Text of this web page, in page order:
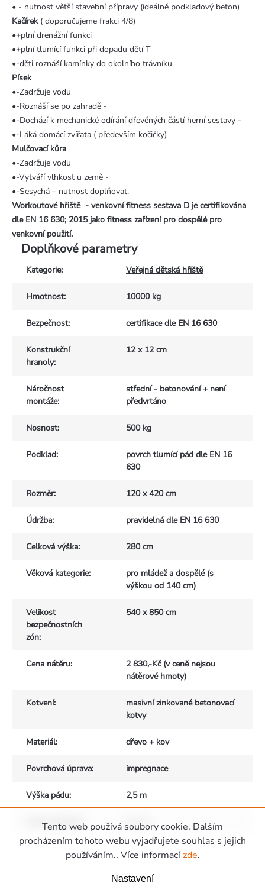
Tento web používá soubory cookie. Dalším
procházením tohoto webu vyjadřujete souhlas s jejich
používáním.. Více informacízde.
Nastavení
• - nutnost větší stavební přípravy (ideálně podkladový beton)
Kačírek( doporučujeme frakci 4/8)
•+plní drenážní funkci
•+plní tlumící funkci při dopadu dětí T
•-děti roznáší kamínky do okolního trávníku
Písek
•-Zadržuje vodu
•-Roznáší se po zahradě -
•-Dochází k mechanické odírání dřevěných částí herní sestavy -
•-Láká domácí zvířata ( především kočičky)
Mulčovací kůra
•-Zadržuje vodu
•-Vytváří vlhkost u země -
•-Sesychá – nutnost doplňovat.
Workoutové hřiště - venkovní fitness sestava D je certifikována
dle EN 16 630; 2015 jako fitness zařízení pro dospělé pro
venkovní použití.
Doplňkové parametry
Kategorie: Veřejná dětská hřiště
Hmotnost: 10000 kg
Bezpečnost: certifikace dle EN 16 630
Konstrukční
hranoly:
12 x 12 cm
Náročnost
montáže:
střední - betonování + není
předvrtáno
Nosnost: 500 kg
Podklad:
povrch tlumící pád dle EN 16
630
Rozměr: 120 x 420 cm
Údržba: pravidelná dle EN 16 630
Celková výška: 280 cm
Věková kategorie:
pro mládež a dospělé (s
výškou od 140 cm)
Velikost
bezpečnostních
zón:
540 x 850 cm
Cena nátěru:
2 830,-Kč (v ceně nejsou
nátěrové hmoty)
Kotvení:
masivní zinkované betonovací
kotvy
Materiál: dřevo + kov
Povrchová úprava: impregnace
Výška pádu: 2,5 m
Počet uživatelů : max. 4
Zápatí